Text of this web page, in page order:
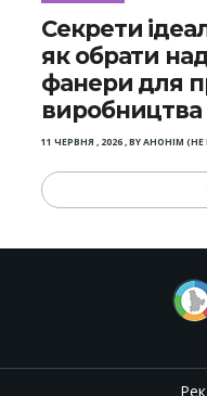
Секрети
як обрати
фанери для
виробництва
11 ЧЕРВНЯ , 2026,BYАНОНІМ (НЕ